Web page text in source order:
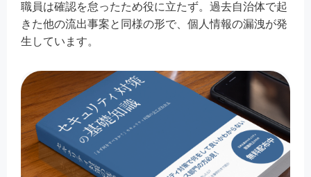
職員は確認を怠ったため役に立たず。過去自治体で起
きた他の流出事案と同様の形で、個人情報の漏洩が発
生しています。